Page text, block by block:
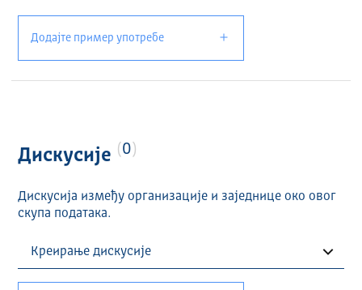
Додајте пример употребе
Дискусије 0
Дискусија између организације и заједнице око овог
скупа података.